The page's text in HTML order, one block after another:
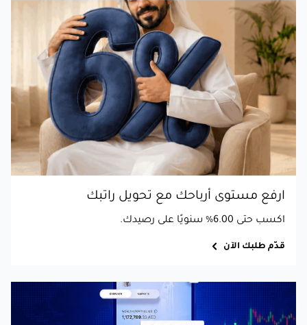
ارفع مستوى أرباحك مع تحويل راتبك
اكسب حتى 6.00% سنويًا على رصيدك.
قدّم طلبك الآن